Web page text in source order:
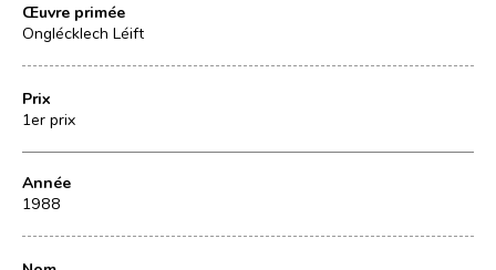
Œuvre primée
Onglécklech Léift
Prix
1er prix
Année
1988